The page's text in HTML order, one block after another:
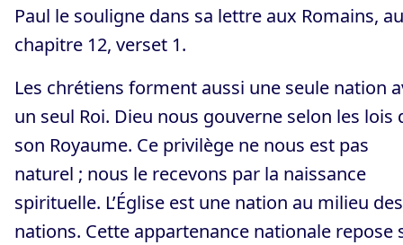
Paul le souligne dans sa lettre aux Romains, au
chapitre 12, verset 1.
Les chrétiens forment aussi une seule nation
un seul Roi. Dieu nous gouverne selon les lois
son Royaume. Ce privilège ne nous est pas
naturel ; nous le recevons par la naissance
spirituelle. L’Église est une nation au milieu des
nations. Cette appartenance nationale repose